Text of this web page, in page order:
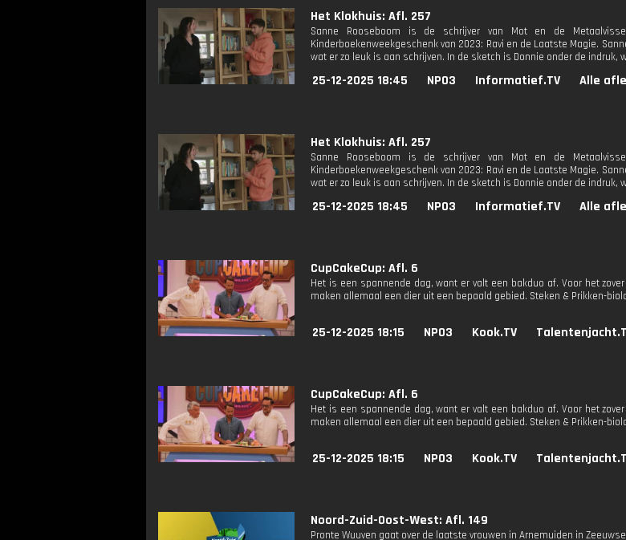
Het Klokhuis: Afl. 257
Sanne Rooseboom is de schrijver van Mot en de
Kinderboekenweekgeschenk van 2023: Ravi en de Laatste Magie.
wat er zo leuk is aan schrijven. In de sketch is Donnie onder de indruk,
25-12-2025 18:45 NPO3 Informatief.TV Alle
Het Klokhuis: Afl. 257
Sanne Rooseboom is de schrijver van Mot en de
Kinderboekenweekgeschenk van 2023: Ravi en de Laatste Magie.
wat er zo leuk is aan schrijven. In de sketch is Donnie onder de indruk,
25-12-2025 18:45 NPO3 Informatief.TV Alle
CupCakeCup: Afl. 6
Het is een spannende dag, want er valt een bakduo af. Voor het
maken allemaal een dier uit een bepaald gebied. Steken & Prikken-
25-12-2025 18:15 NPO3 Kook.TV
CupCakeCup: Afl. 6
Het is een spannende dag, want er valt een bakduo af. Voor het
maken allemaal een dier uit een bepaald gebied. Steken & Prikken-
25-12-2025 18:15 NPO3 Kook.TV
Noord-Zuid-Oost-West: Afl. 149
Pronte Wuuven gaat over de laatste vrouwen in Arnemuiden in